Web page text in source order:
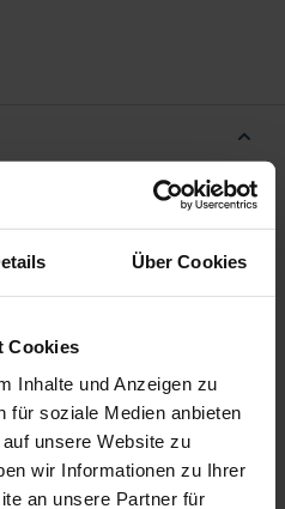
Über Cookies
Cookies
Inhalte und Anzeigen zu
für soziale Medien anbieten
unsere Website zu
wir Informationen zu Ihrer
an unsere Partner für
der Toten" nimmt
Forschung
Religionswissenschaft
zuzuweisen.
des Hypogäums der
Felsengrabs bei
kritisch mit der Frage